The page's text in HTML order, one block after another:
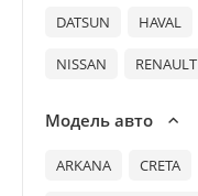
DATSUN HAVAL
NISSAN RENAULT
Модель авто
ARKANA CRETA